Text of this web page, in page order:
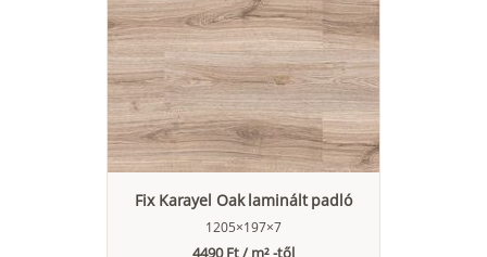
Fix Karayel Oak laminált padló
1205×197×7
4490 Ft / m² -től